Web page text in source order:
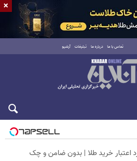
تماس با ما درباره ما تبلیغات آرشیو
×